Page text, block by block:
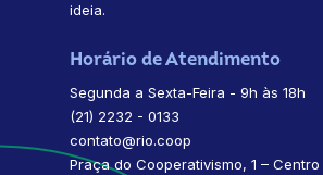
ideia.
Horário de Atendimento
Segunda a Sexta-Feira - 9h às 18h
(21) 2232 - 0133
contato@rio.coop
Praça do Cooperativismo, 1 – Centro